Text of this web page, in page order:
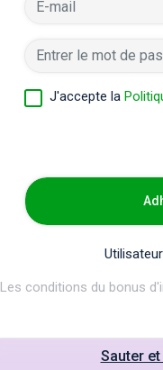
J'accepte la
Les conditions du bonus
Sauter